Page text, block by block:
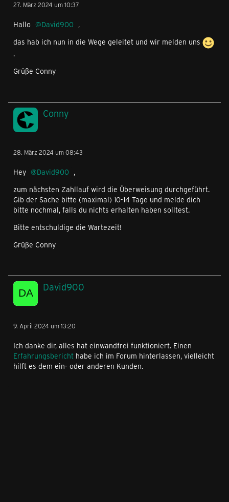
27. März 2024 um 10:37
Hallo David900 ,
das hab ich nun in die Wege geleitet und wir melden uns
.
Grüße Conny
Conny
28. März 2024 um 08:43
Hey David900 ,
zum nächsten Zahllauf wird die Überweisung durchgeführt.
Gib der Sache bitte (maximal) 10-14 Tage und melde dich
bitte nochmal, falls du nichts erhalten haben solltest.
Bitte entschuldige die Wartezeit!
Grüße Conny
David900
9. April 2024 um 13:20
Ich danke dir, alles hat einwandfrei funktioniert. Einen
Erfahrungsbericht habe ich im Forum hinterlassen, vielleicht
hilft es dem ein- oder anderen Kunden.